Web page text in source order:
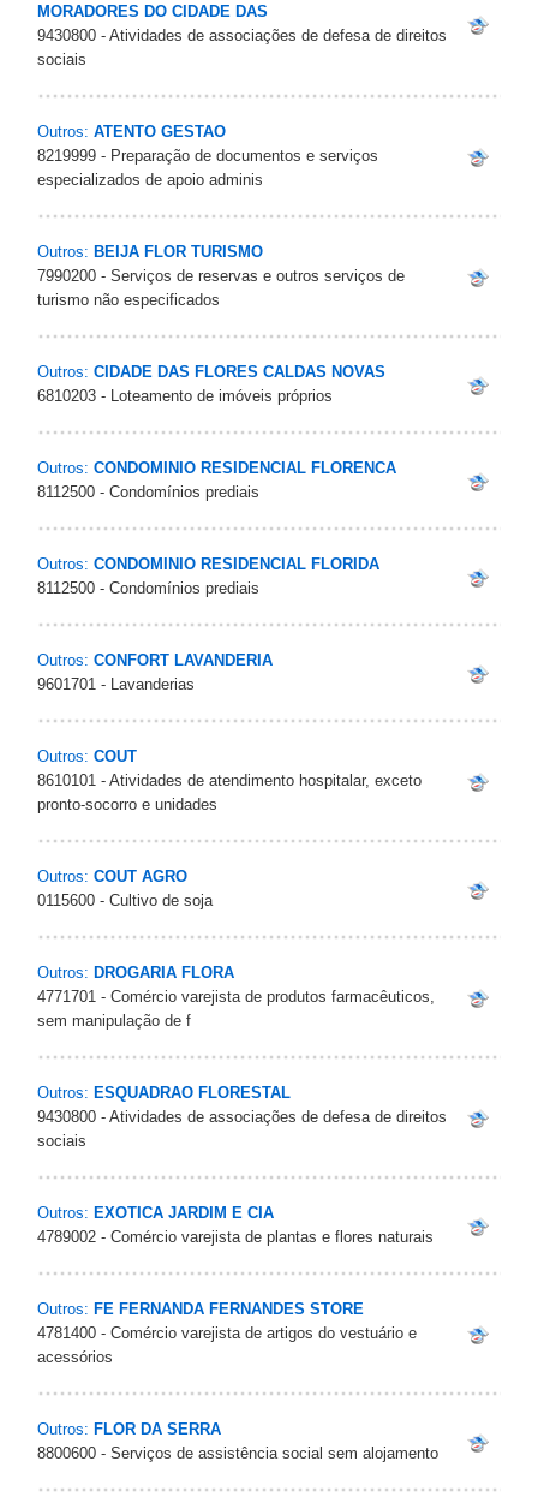
MORADORES DO CIDADE DAS
9430800 - Atividades de associações de defesa de direitos
sociais
Outros: ATENTO GESTAO
8219999 - Preparação de documentos e serviços
especializados de apoio adminis
Outros: BEIJA FLOR TURISMO
7990200 - Serviços de reservas e outros serviços de
turismo não especificados
Outros: CIDADE DAS FLORES CALDAS NOVAS
6810203 - Loteamento de imóveis próprios
Outros: CONDOMINIO RESIDENCIAL FLORENCA
8112500 - Condomínios prediais
Outros: CONDOMINIO RESIDENCIAL FLORIDA
8112500 - Condomínios prediais
Outros: CONFORT LAVANDERIA
9601701 - Lavanderias
Outros: COUT
8610101 - Atividades de atendimento hospitalar, exceto
pronto-socorro e unidades
Outros: COUT AGRO
0115600 - Cultivo de soja
Outros: DROGARIA FLORA
4771701 - Comércio varejista de produtos farmacêuticos,
sem manipulação de f
Outros: ESQUADRAO FLORESTAL
9430800 - Atividades de associações de defesa de direitos
sociais
Outros: EXOTICA JARDIM E CIA
4789002 - Comércio varejista de plantas e flores naturais
Outros: FE FERNANDA FERNANDES STORE
4781400 - Comércio varejista de artigos do vestuário e
acessórios
Outros: FLOR DA SERRA
8800600 - Serviços de assistência social sem alojamento